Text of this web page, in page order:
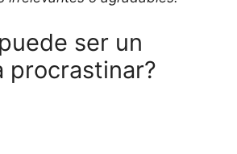
ser un
procrastinar?